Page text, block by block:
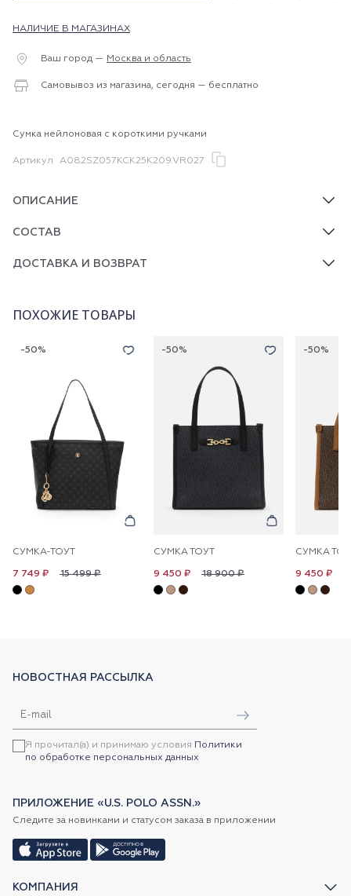
НАЛИЧИЕ В МАГАЗИНАХ
Ваш город — Москва и область
Самовывоз из магазина, сегодня — бесплатно
Сумка нейлоновая с короткими ручками
Артикул A082SZ057KCK25K209.VR027
ОПИСАНИЕ
СОСТАВ
ДОСТАВКА И ВОЗВРАТ
ПОХОЖИЕ ТОВАРЫ
-50%
СУМКА-ТОУТ
15 499 ₽
7 749 ₽
-50%
СУМКА ТОУТ
18 900 ₽
9 450 ₽
-50%
СУМКА
9 450 ₽
КОМПАНИЯ
НОВОСТНАЯ РАССЫЛКА
Я прочитал(а) и принимаю условия Политики
по обработке персональных данных
ПРИЛОЖЕНИЕ «U.S. POLO ASSN.»
Следите за новинками и статусом заказа в приложении